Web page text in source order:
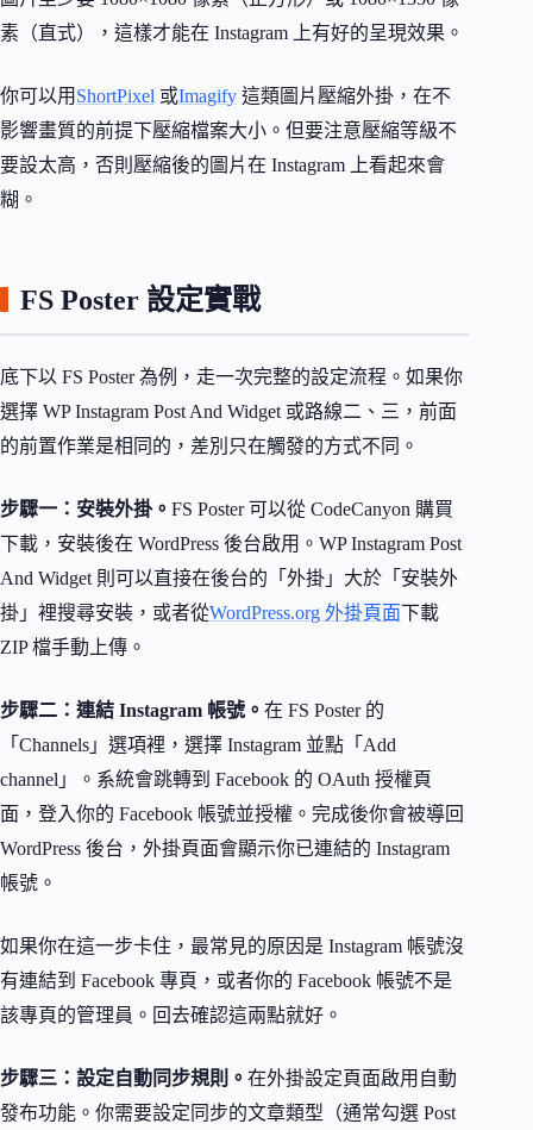
素（直式），這樣才能在 Instagram 上有好的呈現效果。
你可以用 ShortPixel 或Imagify 這類圖片壓縮外掛，在不
影響畫質的前提下壓縮檔案大小。但要注意壓縮等級不
要設太高，否則壓縮後的圖片在 Instagram 上看起來會
糊。
FS Poster 設定實戰
底下以 FS Poster 為例，走一次完整的設定流程。如果你
選擇 WP Instagram Post And Widget 或路線二、三，前面
的前置作業是相同的，差別只在觸發的方式不同。
步驟一：安裝外掛。 FS Poster 可以從 CodeCanyon 購買
下載，安裝後在 WordPress 後台啟用。WP Instagram Post
And Widget 則可以直接在後台的「外掛」大於「安裝外
掛」裡搜尋安裝，或者從WordPress.org 外掛頁面下載
ZIP 檔手動上傳。
步驟二：連結 Instagram 帳號。 在 FS Poster 的
「Channels」選項裡，選擇 Instagram 並點「Add
channel」。系統會跳轉到 Facebook 的 OAuth 授權頁
面，登入你的 Facebook 帳號並授權。完成後你會被導回
WordPress 後台，外掛頁面會顯示你已連結的 Instagram
帳號。
如果你在這一步卡住，最常見的原因是 Instagram 帳號沒
有連結到 Facebook 專頁，或者你的 Facebook 帳號不是
該專頁的管理員。回去確認這兩點就好。
步驟三：設定自動同步規則。 在外掛設定頁面啟用自動
發布功能。你需要設定同步的文章類型（通常勾選 Post